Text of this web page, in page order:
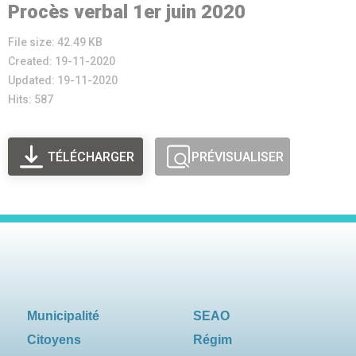
Procès verbal 1er juin 2020
File size: 42.49 KB
Created: 19-11-2020
Updated: 19-11-2020
Hits: 587
TÉLÉCHARGER PRÉVISUALISER
Municipalité
Citoyens
SEAO
Régim